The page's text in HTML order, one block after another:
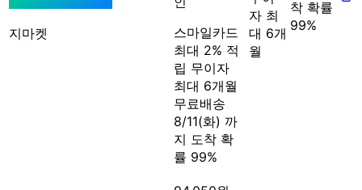
지마켓
스마일카드
최대 2% 적
립 무이자
최대 6개월
무료배송
8/11(화) 까
지 도착 확
률 99%
자 최
대 6개
월
착 확률
99%